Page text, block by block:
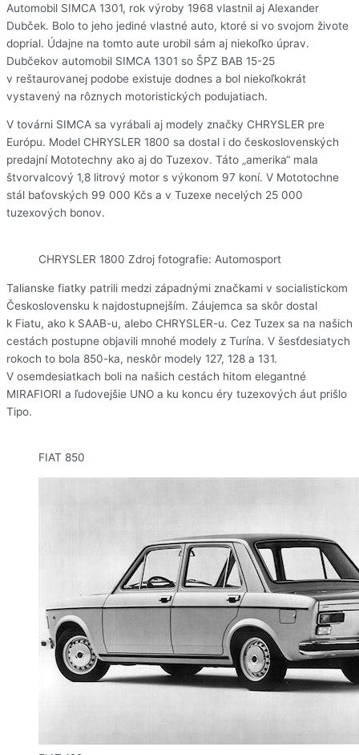
Automobil SIMCA 1301, rok výroby 1968 vlastnil aj Alexander
Dubček. Bolo to jeho jediné vlastné auto, ktoré si vo svojom živote
doprial. Údajne na tomto aute urobil sám aj niekoľko úprav.
Dubčekov automobil SIMCA 1301 so ŠPZ BAB 15-25
v reštaurovanej podobe existuje dodnes a bol niekoľkokrát
vystavený na rôznych motoristických podujatiach.
V továrni SIMCA sa vyrábali aj modely značky CHRYSLER pre
Európu. Model CHRYSLER 1800 sa dostal i do československých
predajní Mototechny ako aj do Tuzexov. Táto „amerika“ mala
štvorvalcový 1,8 litrový motor s výkonom 97 koní. V Mototochne
stál baťovských 99 000 Kčs a v Tuzexe necelých 25 000
tuzexových bonov.
CHRYSLER 1800 Zdroj fotografie: Automosport
Talianske fiatky patrili medzi západnými značkami v socialistickom
Československu k najdostupnejším. Záujemca sa skôr dostal
k Fiatu, ako k SAAB-u, alebo CHRYSLER-u. Cez Tuzex sa na našich
cestách postupne objavili mnohé modely z Turína. V šesťdesiatych
rokoch to bola 850-ka, neskôr modely 127, 128 a 131.
V osemdesiatkach boli na našich cestách hitom elegantné
MIRAFIORI a ľudovejšie UNO a ku koncu éry tuzexových áut prišlo
Tipo.
FIAT 850